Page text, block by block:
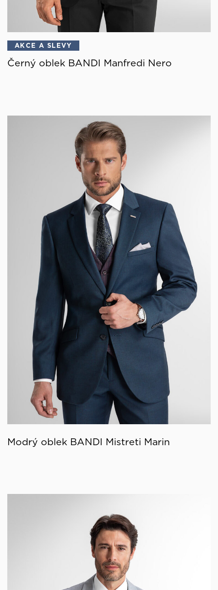
AKCE A SLEVY
Černý oblek BANDI Manfredi Nero
Modrý oblek BANDI Mistreti Marin